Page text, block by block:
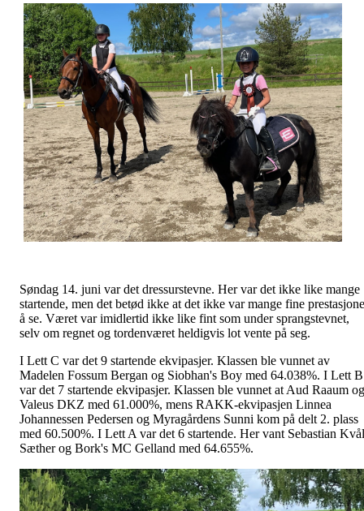
Søndag 14. juni var det dressurstevne. Her var det ikke like mange
startende, men det betød ikke at det ikke var mange fine
å se. Været var imidlertid ikke like fint som under sprangstevnet,
selv om regnet og tordenværet heldigvis lot vente på seg.
I Lett C var det 9 startende ekvipasjer. Klassen ble vunnet av
Madelen Fossum Bergan og Siobhan's Boy med 64.038%. I Lett B
var det 7 startende ekvipasjer. Klassen ble vunnet at Aud Raaum og
Valeus DKZ med 61.000%, mens RAKK-ekvipasjen Linnea
Johannessen Pedersen og Myragårdens Sunni kom på delt 2. plass
med 60.500%. I Lett A var det 6 startende. Her vant Sebastian
Sæther og Bork's MC Gelland med 64.655%.